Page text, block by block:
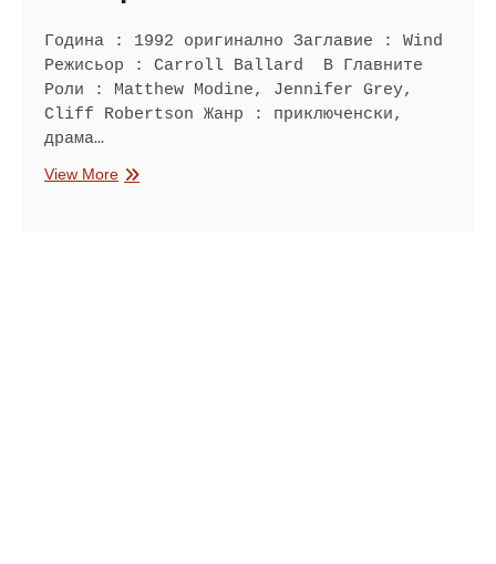
Година : 1992 оригинално Заглавие : Wind
Режисьор : Carroll Ballard В Главните
Роли : Matthew Modine, Jennifer Grey,
Cliff Robertson Жанр : приключенски,
драма…
View MoreВихър